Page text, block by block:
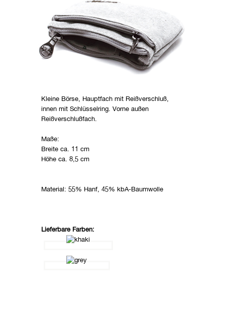
Kleine Börse, Hauptfach mit Reißverschluß,
innen mit Schlüsselring. Vorne außen
Reißverschlußfach.
Maße:
Breite ca. 11 cm
Höhe ca. 8,5 cm
Material: 55% Hanf, 45% kbA-Baumwolle
Lieferbare Farben: